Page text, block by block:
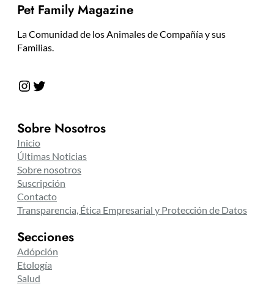
Pet Family Magazine
La Comunidad de los Animales de Compañía y sus
Familias.
Instagram Twitter
Sobre Nosotros
Inicio
Últimas Noticias
Sobre nosotros
Suscripción
Contacto
Transparencia, Ética Empresarial y Protección de Datos
Secciones
Adópción
Etología
Salud